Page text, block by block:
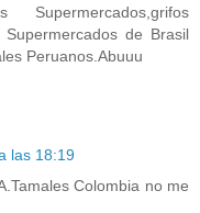
de Brasil
Peruanos.Abuuu
las 18:19
Colombia no me